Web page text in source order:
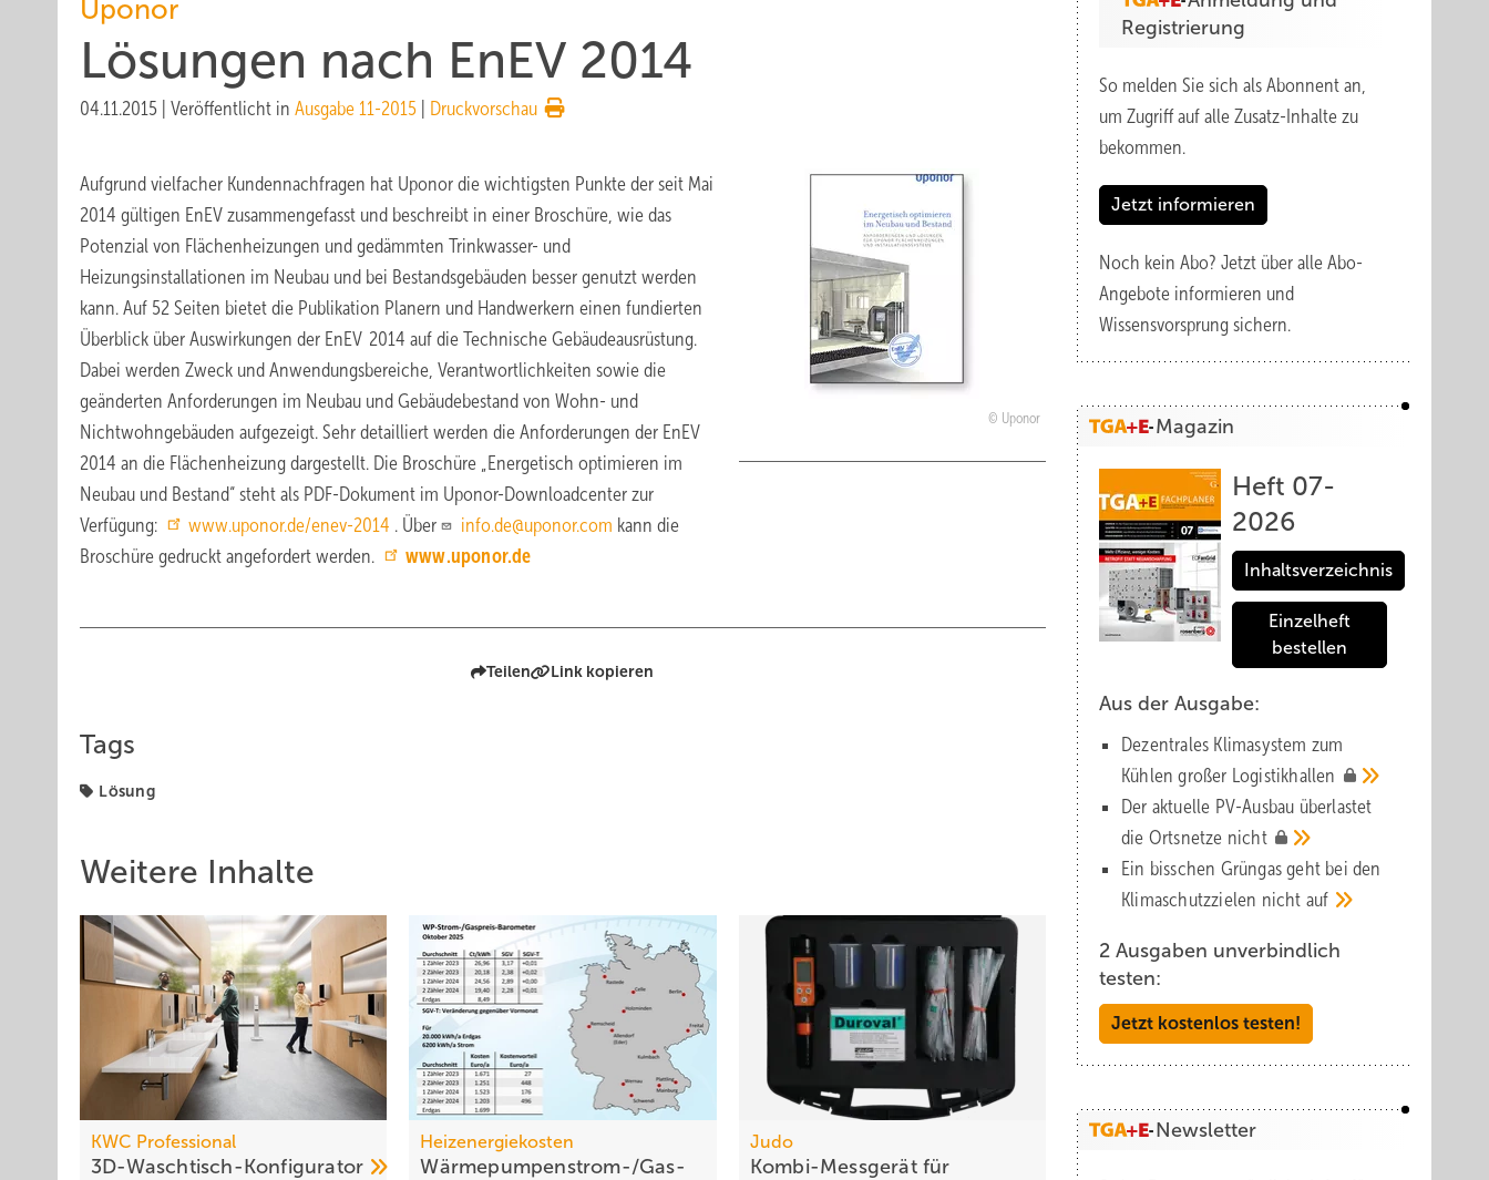
Uponor
Lösungen nach EnEV 2014
04.11.2015 Veröffentlicht in Ausgabe 11-2015 Druckvorschau
Uponor
Aufgrund vielfacher Kundennachfragen hat Uponor die wichtigsten Punkte der seit Mai
2014 gültigen EnEV zusammengefasst und beschreibt in einer Broschüre, wie das
Potenzial von Flächenheizungen und gedämmten Trinkwasser- und
Heizungsinstallationen im Neubau und bei Bestandsgebäuden besser genutzt werden
kann. Auf 52 Seiten bietet die Publikation Planern und Handwerkern einen fundierten
Überblick über Auswirkungen der EnEV 2014 auf die Technische Gebäudeausrüstung.
Dabei werden Zweck und Anwendungsbereiche, Verantwortlichkeiten sowie die
geänderten Anforderungen im Neubau und Gebäudebestand von Wohn- und
Nichtwohngebäuden aufgezeigt. Sehr detailliert werden die Anforderungen der EnEV
2014 an die Flächenheizung dargestellt. Die Broschüre „Energetisch optimieren im
Neubau und Bestand“ steht als PDF-Dokument im Uponor-Downloadcenter zur
Verfügung:
www.uponor.de/enev-2014 . Über info.de@uponor.com kann die
Broschüre gedruckt angefordert werden.
www.uponor.de
Teilen Link kopieren
Tags
Lösung
Weitere Inhalte
KWC Professional
3D-Waschtisch-Konfigurator
Heizenergiekosten
Wärmepumpen­strom-/Gas­
Judo
Kombi-Messgerät für
Registrierung
So melden Sie sich als Abonnent an,
um Zugriff auf alle Zusatz-Inhalte zu
bekommen.
Jetzt informieren
Noch kein Abo? Jetzt über alle Abo-
Angebote informieren und
Wissensvorsprung sichern.
Magazin
Heft 07-
2026
Inhaltsverzeichnis
Einzelheft
bestellen
Aus der Ausgabe:
Dezentrales Klimasystem zum
Kühlen großer Logistik­hallen
Der aktuelle PV-Ausbau über­lastet
die Orts­netze nicht
Ein bisschen Grüngas geht bei den
Klima­schutz­zielen nicht auf
2 Ausgaben unverbindlich
testen:
Jetzt kostenlos testen!
Newsletter